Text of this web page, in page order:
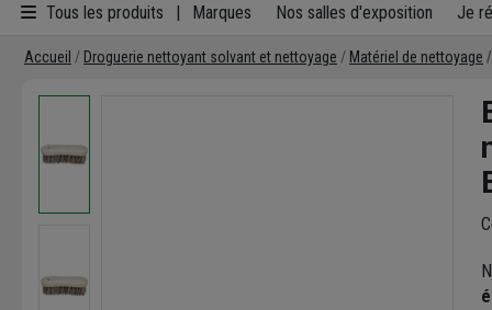
Tous les produits Marques Nos salles d'exposition Je
Accueil Droguerie nettoyant solvant et nettoyage Matériel de nettoyage